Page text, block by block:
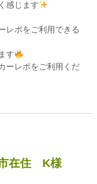
感じます
レポをご利用できる
す
ーレポをご利用くだ
市在住 K様